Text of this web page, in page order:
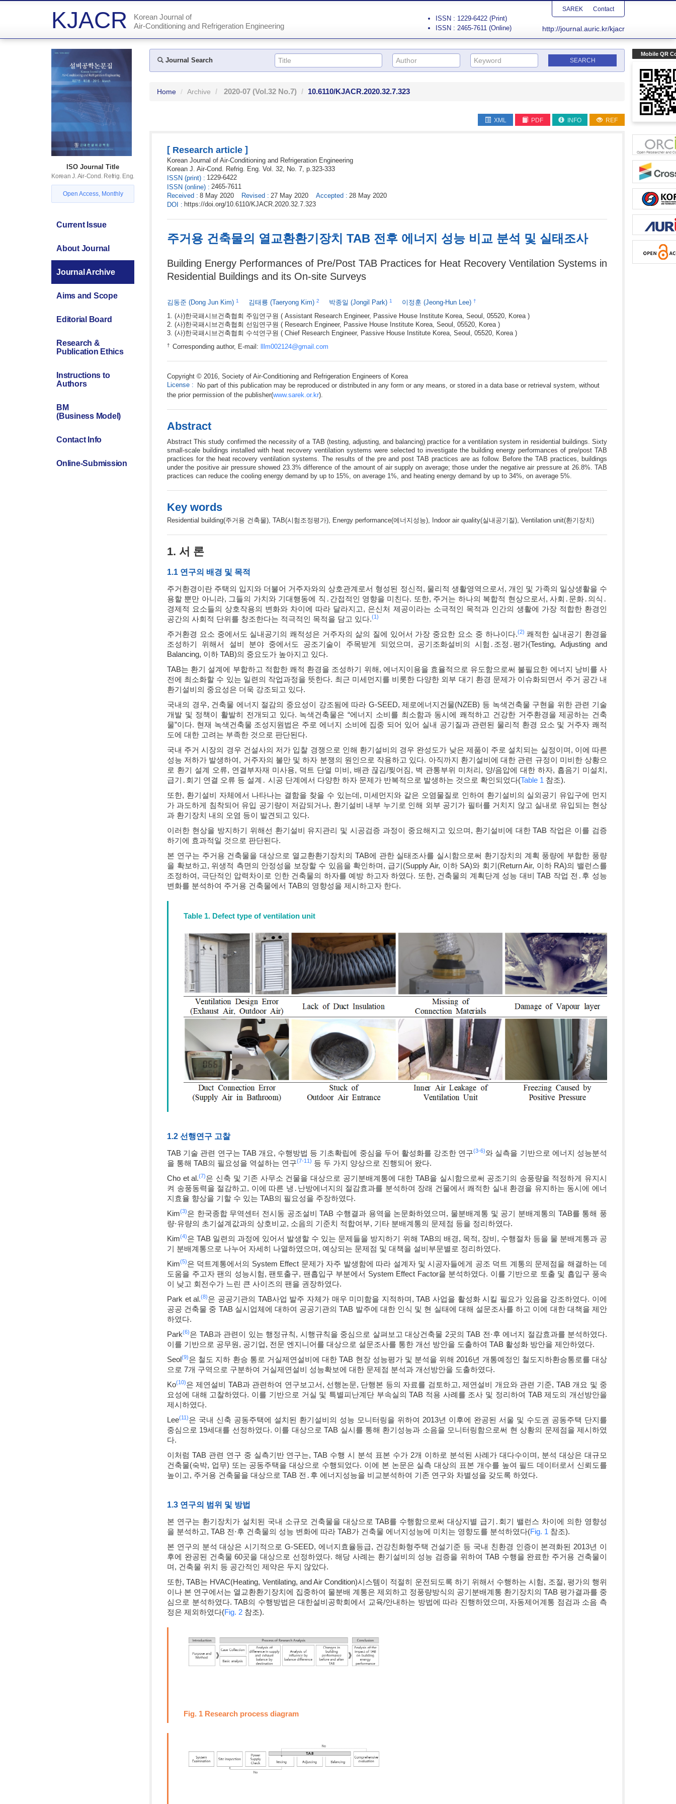
KJACR
Korean Journal of
Air-Conditioning and Refrigeration Engineering
SAREK Contact
ISSN : 1229-6422 (Print)
ISSN : 2465-7611 (Online)
http://journal.auric.kr/kjacr
Mobile QR
ISO Journal Title
Korean J. Air-Cond. Refrig. Eng.
Open Access, Monthly
Current Issue
About Journal
Journal Archive
Aims and Scope
Editorial Board
Research &
Publication Ethics
Instructions to
Authors
BM
(Business Model)
Contact Info
Online-Submission
Journal Search
Home Archive 2020-07 (Vol.32 No.7) 10.6110/KJACR.2020.32.7.323
XML PDF INFO REF
[ Research article ]
Korean Journal of Air-Conditioning and Refrigeration Engineering
Korean J. Air-Cond. Refrig. Eng. Vol. 32, No. 7, p.323-333
ISSN (print) : 1229-6422
ISSN (online) : 2465-7611
Received : 8 May 2020 Revised : 27 May 2020 Accepted : 28 May 2020
DOI : https://doi.org/10.6110/KJACR.2020.32.7.323
주거용 건축물의 열교환환기장치 TAB 전후 에너지 성능 비교 분석 및 실태조사
Building Energy Performances of Pre/Post TAB Practices for Heat Recovery Ventilation Systems in
Residential Buildings and its On-site Surveys
김동준 (Dong Jun Kim) 1 김태룡 (Taeryong Kim) 2 박종일 (Jongil Park) 1 이정훈 (Jeong-Hun Lee) †
(사)한국패시브건축협회 주임연구원 ( Assistant Research Engineer, Passive House Institute Korea, Seoul, 05520, Korea )
(사)한국패시브건축협회 선임연구원 ( Research Engineer, Passive House Institute Korea, Seoul, 05520, Korea )
(사)한국패시브건축협회 수석연구원 ( Chief Research Engineer, Passive House Institute Korea, Seoul, 05520, Korea )
† Corresponding author, E-mail: lllm002124@gmail.com
Copyright © 2016, Society of Air-Conditioning and Refrigeration Engineers of Korea
License :
No part of this publication may be reproduced or distributed in any form or any means, or stored in a data base or retrieval system, without
the prior permission of the publisher(www.sarek.or.kr).
Abstract
Abstract This study confirmed the necessity of a TAB (testing, adjusting, and balancing) practice for a ventilation system in residential buildings. Sixty
small-scale buildings installed with heat recovery ventilation systems were selected to investigate the building energy performances of pre/post TAB
practices for the heat recovery ventilation systems. The results of the pre and post TAB practices are as follow. Before the TAB practices, buildings
under the positive air pressure showed 23.3% difference of the amount of air supply on average; those under the negative air pressure at 26.8%. TAB
practices can reduce the cooling energy demand by up to 15%, on average 1%, and heating energy demand by up to 34%, on average 5%.
Key words
Residential building(주거용 건축물), TAB(시험조정평가), Energy performance(에너지성능), Indoor air quality(실내공기질), Ventilation unit(환기장치)
1. 서 론
1.1 연구의 배경 및 목적
주거환경이란 주택의 입지와 더불어 거주자와의 상호관계로서 형성된 정신적, 물리적 생활영역으로서, 개인 및 가족의 일상생활을 수
용할 뿐만 아니라, 그들의 가치와 기대행동에 직․간접적인 영향을 미친다. 또한, 주거는 하나의 복합적 현상으로서, 사회․문화․의식․
경제적 요소들의 상호작용의 변화와 차이에 따라 달라지고, 은신처 제공이라는 소극적인 목적과 인간의 생활에 가장 적합한 환경인
공간의 사회적 단위를 창조한다는 적극적인 목적을 담고 있다.(1)
주거환경 요소 중에서도 실내공기의 쾌적성은 거주자의 삶의 질에 있어서 가장 중요한 요소 중 하나이다.(2) 쾌적한 실내공기 환경을
조성하기 위해서 설비 분야 중에서도 공조기술이 주목받게 되었으며, 공기조화설비의 시험․조정․평가(Testing, Adjusting and
Balancing, 이하 TAB)의 중요도가 높아지고 있다.
TAB는 환기 설계에 부합하고 적합한 쾌적 환경을 조성하기 위해, 에너지이용을 효율적으로 유도함으로써 불필요한 에너지 낭비를 사
전에 최소화할 수 있는 일련의 작업과정을 뜻한다. 최근 미세먼지를 비롯한 다양한 외부 대기 환경 문제가 이슈화되면서 주거 공간 내
환기설비의 중요성은 더욱 강조되고 있다.
국내의 경우, 건축물 에너지 절감의 중요성이 강조됨에 따라 G-SEED, 제로에너지건물(NZEB) 등 녹색건축물 구현을 위한 관련 기술
개발 및 정책이 활발히 전개되고 있다. 녹색건축물은 “에너지 소비를 최소함과 동시에 쾌적하고 건강한 거주환경을 제공하는 건축
물”이다. 현재 녹색건축물 조성지원법은 주로 에너지 소비에 집중 되어 있어 실내 공기질과 관련된 물리적 환경 요소 및 거주자 쾌적
도에 대한 고려는 부족한 것으로 판단된다.
국내 주거 시장의 경우 건설사의 저가 입찰 경쟁으로 인해 환기설비의 경우 완성도가 낮은 제품이 주로 설치되는 실정이며, 이에 따른
성능 저하가 발생하여, 거주자의 불만 및 하자 분쟁의 원인으로 작용하고 있다. 아직까지 환기설비에 대한 관련 규정이 미비한 상황으
로 환기 설계 오류, 연결부자재 미사용, 덕트 단열 미비, 배관 끊김/찢어짐, 벽 관통부위 미처리, 양/음압에 대한 하자, 흡음기 미설치,
급기․회기 연결 오류 등 설계․ 시공 단계에서 다양한 하자 문제가 반복적으로 발생하는 것으로 확인되었다(Table 1 참조).
또한, 환기설비 자체에서 나타나는 결함을 찾을 수 있는데, 미세먼지와 같은 오염물질로 인하여 환기설비의 실외공기 유입구에 먼지
가 과도하게 침착되어 유입 공기량이 저감되거나, 환기설비 내부 누기로 인해 외부 공기가 필터를 거치지 않고 실내로 유입되는 현상
과 환기장치 내의 오염 등이 발견되고 있다.
이러한 현상을 방지하기 위해선 환기설비 유지관리 및 시공검증 과정이 중요해지고 있으며, 환기설비에 대한 TAB 작업은 이를 검증
하기에 효과적일 것으로 판단된다.
본 연구는 주거용 건축물을 대상으로 열교환환기장치의 TAB에 관한 실태조사를 실시함으로써 환기장치의 계획 풍량에 부합한 풍량
을 확보하고, 위생적 측면의 안정성을 보장할 수 있음을 확인하며, 급기(Supply Air, 이하 SA)와 회기(Return Air, 이하 RA)의 밸런스를
조정하여, 극단적인 압력차이로 인한 건축물의 하자를 예방 하고자 하였다. 또한, 건축물의 계획단계 성능 대비 TAB 작업 전․후 성능
변화를 분석하여 주거용 건축물에서 TAB의 영향성을 제시하고자 한다.
Table 1. Defect type of ventilation unit
1.2 선행연구 고찰
TAB 기술 관련 연구는 TAB 개요, 수행방법 등 기초확립에 중심을 두어 활성화를 강조한 연구(3-6)와 실측을 기반으로 에너지 성능분석
을 통해 TAB의 필요성을 역설하는 연구(7-11) 등 두 가지 양상으로 진행되어 왔다.
Cho et al.(7)은 신축 및 기존 사무소 건물을 대상으로 공기분배계통에 대한 TAB을 실시함으로써 공조기의 송풍량을 적정하게 유지시
켜 송풍동력을 절감하고, 이에 따른 냉․난방에너지의 절감효과를 분석하여 장래 건물에서 쾌적한 실내 환경을 유지하는 동시에 에너
지효율 향상을 기할 수 있는 TAB의 필요성을 주장하였다.
Kim(3)은 한국종합 무역센터 전시동 공조설비 TAB 수행결과 용역을 논문화하였으며, 물분배계통 및 공기 분배계통의 TAB를 통해 풍
량⋅유량의 초기설계값과의 상호비교, 소음의 기준치 적합여부, 기타 분배계통의 문제점 등을 정리하였다.
Kim(4)은 TAB 일련의 과정에 있어서 발생할 수 있는 문제들을 방지하기 위해 TAB의 배경, 목적, 장비, 수행절차 등을 물 분배계통과 공
기 분배계통으로 나누어 자세히 나열하였으며, 예상되는 문제점 및 대책을 설비부문별로 정리하였다.
Kim(5)은 덕트계통에서의 System Effect 문제가 자주 발생함에 따라 설계자 및 시공자들에게 공조 덕트 계통의 문제점을 해결하는 데
도움을 주고자 팬의 성능시험, 팬토출구, 팬흡입구 부분에서 System Effect Factor을 분석하였다. 이를 기반으로 토출 및 흡입구 풍속
이 낮고 회전수가 느린 큰 사이즈의 팬을 권장하였다.
Park et al.(8)은 공공기관의 TAB사업 발주 자체가 매우 미미함을 지적하며, TAB 사업을 활성화 시킬 필요가 있음을 강조하였다. 이에
공공 건축물 중 TAB 실시업체에 대하여 공공기관의 TAB 발주에 대한 인식 및 현 실태에 대해 설문조사를 하고 이에 대한 대책을 제안
하였다.
Park(6)은 TAB과 관련이 있는 행정규칙, 시행규칙을 중심으로 살펴보고 대상건축물 2곳의 TAB 전⋅후 에너지 절감효과를 분석하였다.
이를 기반으로 공무원, 공기업, 전문 엔지니어를 대상으로 설문조사를 통한 개선 방안을 도출하여 TAB 활성화 방안을 제안하였다.
Seol(9)은 철도 지하 환승 통로 거실제연설비에 대한 TAB 현장 성능평가 및 분석을 위해 2016년 개통예정인 철도지하환승통로를 대상
으로 7개 구역으로 구분하여 거실제연설비 성능확보에 대한 문제점 분석과 개선방안을 도출하였다.
Ko(10)은 제연설비 TAB과 관련하여 연구보고서, 선행논문, 단행본 등의 자료를 검토하고, 제연설비 개요와 관련 기준, TAB 개요 및 중
요성에 대해 고찰하였다. 이를 기반으로 거실 및 특별피난계단 부속실의 TAB 적용 사례를 조사 및 정리하여 TAB 제도의 개선방안을
제시하였다.
Lee(11)은 국내 신축 공동주택에 설치된 환기설비의 성능 모니터링을 위하여 2013년 이후에 완공된 서울 및 수도권 공동주택 단지를
중심으로 19세대를 선정하였다. 이를 대상으로 TAB 실시를 통해 환기성능과 소음을 모니터링함으로써 현 상황의 문제점을 제시하였
다.
이처럼 TAB 관련 연구 중 실측기반 연구는, TAB 수행 시 분석 표본 수가 2개 이하로 분석된 사례가 대다수이며, 분석 대상은 대규모
건축물(숙박, 업무) 또는 공동주택을 대상으로 수행되었다. 이에 본 논문은 실측 대상의 표본 개수를 높여 필드 데이터로서 신뢰도를
높이고, 주거용 건축물을 대상으로 TAB 전․후 에너지성능을 비교분석하여 기존 연구와 차별성을 갖도록 하였다.
1.3 연구의 범위 및 방법
본 연구는 환기장치가 설치된 국내 소규모 건축물을 대상으로 TAB를 수행함으로써 대상지별 급기․회기 밸런스 차이에 의한 영향성
을 분석하고, TAB 전⋅후 건축물의 성능 변화에 따라 TAB가 건축물 에너지성능에 미치는 영향도를 분석하였다(Fig. 1 참조).
본 연구의 분석 대상은 시기적으로 G-SEED, 에너지효율등급, 건강친화형주택 건설기준 등 국내 친환경 인증이 본격화된 2013년 이
후에 완공된 건축물 60곳을 대상으로 선정하였다. 해당 사례는 환기설비의 성능 검증을 위하여 TAB 수행을 완료한 주거용 건축물이
며, 건축물 위치 등 공간적인 제약은 두지 않았다.
또한, TAB는 HVAC(Heating, Ventilating, and Air Condition)시스템이 적절히 운전되도록 하기 위해서 수행하는 시험, 조절, 평가의 행위
이나 본 연구에서는 열교환환기장치에 집중하여 물분배 계통은 제외하고 정풍량방식의 공기분배계통 환기장치의 TAB 평가결과를 중
심으로 분석하였다. TAB의 수행방법은 대한설비공학회에서 교육/안내하는 방법에 따라 진행하였으며, 자동제어계통 점검과 소음 측
정은 제외하였다(Fig. 2 참조).
Fig. 1 Research process diagram